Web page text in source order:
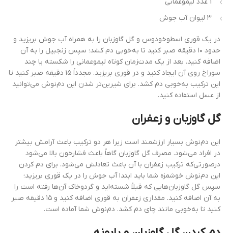
۳ لیوان آب جوش
در یک قوری اسطوخودوس و گل گاوزبان را به همراه آب جوش بریزید و
حدود ۱۰ دقیقه صبر کنید تا به‌خوبی دم کشد؛ سپس زنجبیل را به آن
اضافه کنید. بعد از یک مدت‌زمان کوتاه لیموعمانی را شکسته یا چند
سوراخ روی آن ایجاد کنید و در قوری بریزید. مجدداً ۱۵ دقیقه صبر کنید تا
این ترکیب به‌خوبی دم کشد. برای شیرین‌تر شدن این دم‌نوش می‌توانید
از عسل استفاده کنید.
گل گاوزبان و زعفران
این دم‌نوش بسیار ارزشمند است زیرا هر دو ترکیب باعث آرامش بیشتر
در افراد می‌شود. مصرف گل گاوزبان گاهاً باعث فشارخون بالا می‌شود
درصورتی‌که ترکیب زعفران با آن باعث تعادلش می‌شود. برای دم کردن
این دم‌نوش خوشمزه شما باید ابتدا آب جوش را در یک قوری بریزید؛
سپس گل گاوزبان‌هایی که قبلاً شسته‌اید و گردوخاک آن‌ها رفته است را
به آن اضافه کنید. مقداری زعفران به قوری اضافه کنید و ۱۵ دقیقه صبر
کنید تا به‌خوبی مانند چای دم کشد. دم‌نوش شما آماده است.